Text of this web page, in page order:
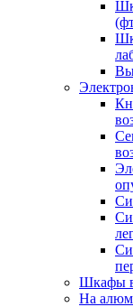
Шкафы
На